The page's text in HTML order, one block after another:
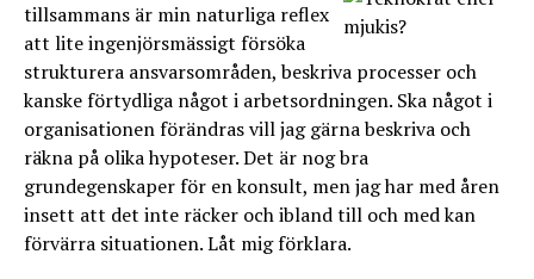
tillsammans är min naturliga reflex
att lite ingenjörsmässigt försöka
strukturera ansvarsområden, beskriva processer och
kanske förtydliga något i arbetsordningen. Ska något i
organisationen förändras vill jag gärna beskriva och
räkna på olika hypoteser. Det är nog bra
grundegenskaper för en konsult, men jag har med åren
insett att det inte räcker och ibland till och med kan
förvärra situationen. Låt mig förklara.